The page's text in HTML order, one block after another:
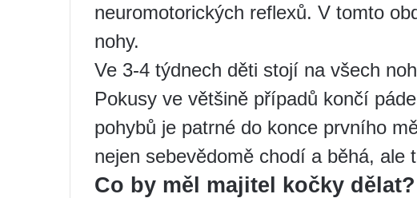
neuromotorických reflexů. V tomto
nohy.
Ve 3-4 týdnech děti stojí na všech
Pokusy ve většině případů končí
pohybů je patrné do konce prvního
nejen sebevědomě chodí a běhá, ale
Co by měl majitel kočky dělat?